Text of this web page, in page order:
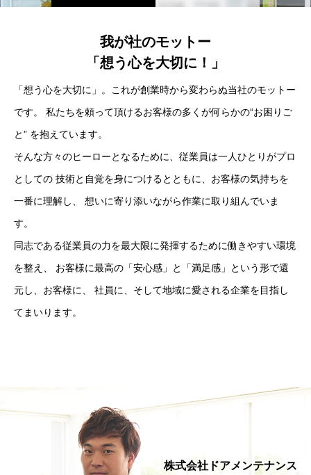
我が社のモットー
「想う心を大切に！」
「想う心を大切に」。これが創業時から変わらぬ当社のモットー
です。 私たちを頼って頂けるお客様の多くが何らかの“お困りご
と” を抱えています。
そんな方々のヒーローとなるために、従業員は一人ひとりがプロ
としての 技術と自覚を身につけるとともに、お客様の気持ちを
一番に理解し、 想いに寄り添いながら作業に取り組んでいま
す。
同志である従業員の力を最大限に発揮するために働きやすい環境
を整え、 お客様に最高の「安心感」と「満足感」という形で還
元し、お客様に、 社員に、そして地域に愛される企業を目指し
てまいります。
株式会社ドアメンテナンス